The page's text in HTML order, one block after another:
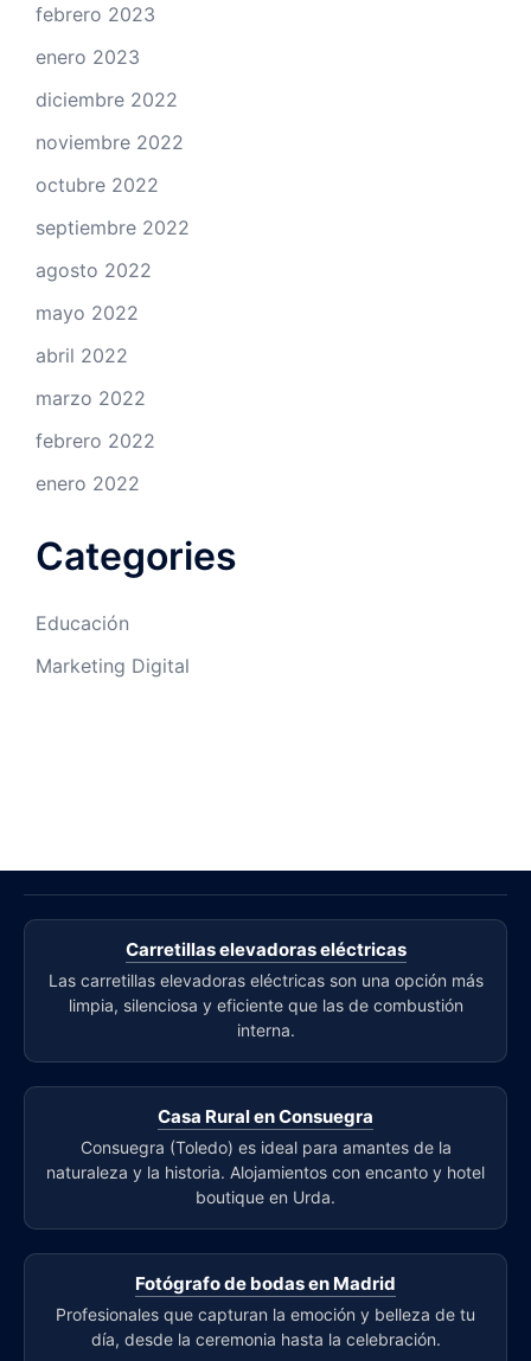
febrero 2023
enero 2023
diciembre 2022
noviembre 2022
octubre 2022
septiembre 2022
agosto 2022
mayo 2022
abril 2022
marzo 2022
febrero 2022
enero 2022
Categories
Educación
Marketing Digital
Carretillas elevadoras eléctricas
Las carretillas elevadoras eléctricas son una opción más
limpia, silenciosa y eficiente que las de combustión
interna.
Casa Rural en Consuegra
Consuegra (Toledo) es ideal para amantes de la
naturaleza y la historia. Alojamientos con encanto y hotel
boutique en Urda.
Fotógrafo de bodas en Madrid
Profesionales que capturan la emoción y belleza de tu
día, desde la ceremonia hasta la celebración.